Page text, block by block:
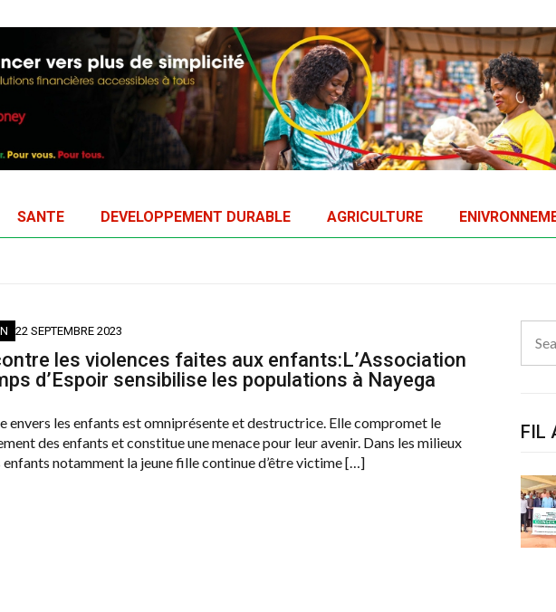
SANTE DEVELOPPEMENT DURABLE AGRICULTURE
22 SEPTEMBRE 2023
les violences faites aux enfants:L’Association
d’Espoir sensibilise les populations à Nayega
envers les enfants est omniprésente et destructrice. Elle compromet le
des enfants et constitue une menace pour leur avenir. Dans les milieux
enfants notamment la jeune fille continue d’être victime […]
for:
FIL